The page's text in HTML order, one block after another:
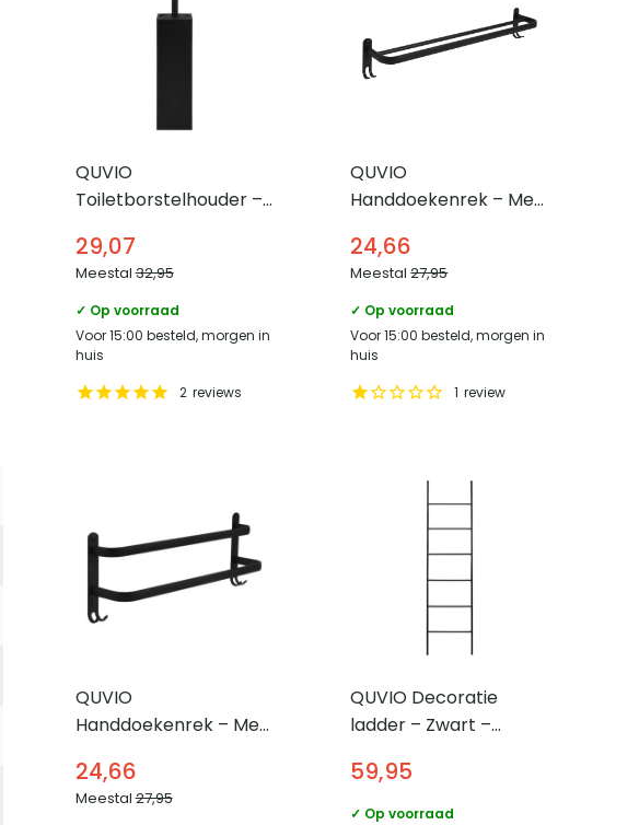
QUVIO
Toiletborstelhouder –
Zwart
29,07
Meestal32,95
✓ Op voorraad
Voor 15:00 besteld, morgen in
huis
2 reviews
QUVIO
Handdoekenrek – Met
breed – Zwart
24,66
Meestal27,95
✓ Op voorraad
Voor 15:00 besteld, morgen in
huis
1 review
QUVIO
Handdoekenrek – Met
breed – Zwart
24,66
Meestal27,95
QUVIO Decoratie
ladder – Zwart –
59,95
✓ Op voorraad